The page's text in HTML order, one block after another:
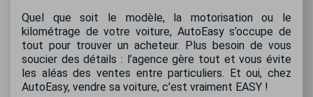
Quel que soit le modèle, la motorisation ou le
kilométrage de votre voiture, AutoEasy s’occupe de
tout pour trouver un acheteur. Plus besoin de vous
soucier des détails : l’agence gère tout et vous évite
les aléas des ventes entre particuliers. Et oui, chez
AutoEasy, vendre sa voiture, c’est vraiment EASY !